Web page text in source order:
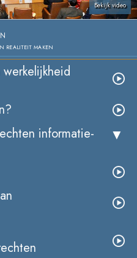
Bekijk video
REALITEIT MAKEN
informatie­